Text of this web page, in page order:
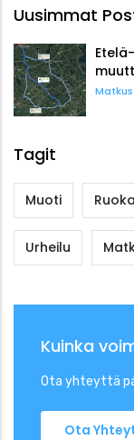
Uusimmat
Tagit
Muoti Ruoka
Urheilu
Kuinka
Ota yhteyttä
Ota